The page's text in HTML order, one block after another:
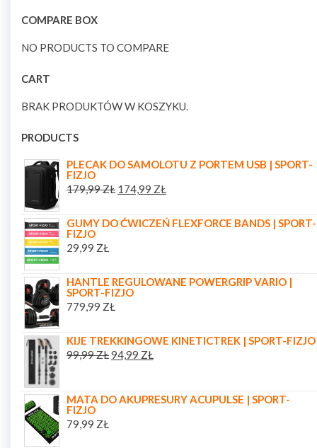
COMPARE BOX
NO PRODUCTS TO COMPARE
CART
BRAK PRODUKTÓW W KOSZYKU.
PRODUCTS
PLECAK DO SAMOLOTU Z PORTEM USB | SPORT-
FIZJO
179,99ZŁ 174,99 ZŁ
GUMY DO ĆWICZEŃ FLEXFORCE BANDS | SPORT-
FIZJO
29,99 ZŁ
HANTLE REGULOWANE POWERGRIP VARIO |
SPORT-FIZJO
779,99 ZŁ
KIJE TREKKINGOWE KINETICTREK | SPORT-FIZJO
99,99ZŁ94,99 ZŁ
MATA DO AKUPRESURY ACUPULSE | SPORT-
FIZJO
79,99 ZŁ